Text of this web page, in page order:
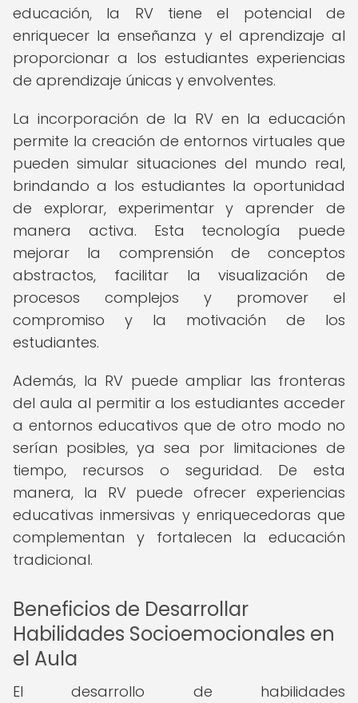
educación, la RV tiene el potencial de
enriquecer la enseñanza y el aprendizaje al
proporcionar a los estudiantes experiencias
de aprendizaje únicas y envolventes.
La incorporación de la RV en la educación
permite la creación de entornos virtuales que
pueden simular situaciones del mundo real,
brindando a los estudiantes la oportunidad
de explorar, experimentar y aprender de
manera activa. Esta tecnología puede
mejorar la comprensión de conceptos
abstractos, facilitar la visualización de
procesos complejos y promover el
compromiso y la motivación de los
estudiantes.
Además, la RV puede ampliar las fronteras
del aula al permitir a los estudiantes acceder
a entornos educativos que de otro modo no
serían posibles, ya sea por limitaciones de
tiempo, recursos o seguridad. De esta
manera, la RV puede ofrecer experiencias
educativas inmersivas y enriquecedoras que
complementan y fortalecen la educación
tradicional.
Beneficios de Desarrollar
Habilidades Socioemocionales en
el Aula
El desarrollo de habilidades